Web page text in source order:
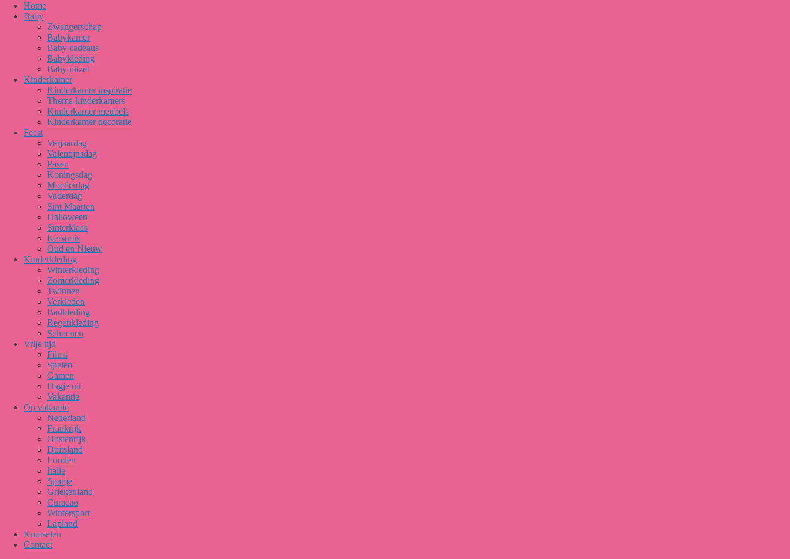
Home
Baby
Zwangerschap
Babykamer
Baby cadeaus
Babykleding
Baby uitzet
Kinderkamer
Kinderkamer inspiratie
Thema kinderkamers
Kinderkamer meubels
Kinderkamer decoratie
Feest
Verjaardag
Valentijnsdag
Pasen
Koningsdag
Moederdag
Vaderdag
Sint Maarten
Halloween
Sinterklaas
Kerstmis
Oud en Nieuw
Kinderkleding
Winterkleding
Zomerkleding
Twinnen
Verkleden
Badkleding
Regenkleding
Schoenen
Vrije tijd
Films
Spelen
Gamen
Dagje uit
Vakantie
Op vakantie
Nederland
Frankrijk
Oostenrijk
Duitsland
Londen
Italie
Spanje
Griekenland
Curacao
Wintersport
Lapland
Knutselen
Contact